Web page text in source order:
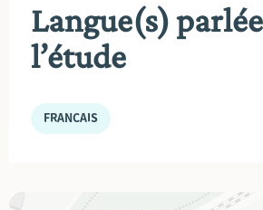
Langue(s)
l’étude
FRANÇAIS